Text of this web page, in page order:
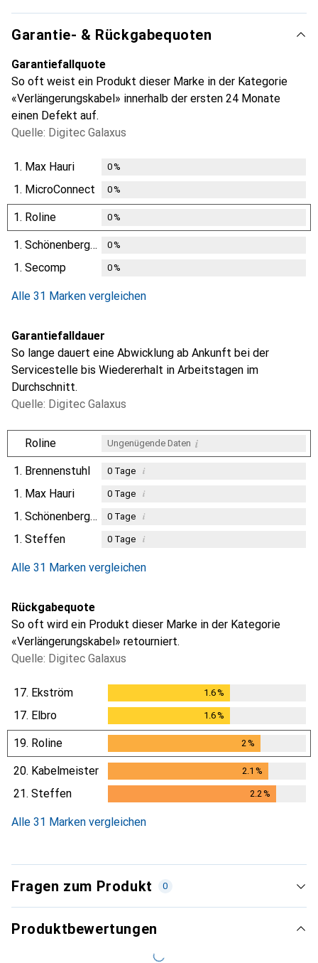
Garantie- & Rückgabequoten
Garantiefallquote
So oft weist ein Produkt dieser Marke in der Kategorie
«Verlängerungskabel» innerhalb der ersten 24 Monate
einen Defekt auf.
Quelle: Digitec Galaxus
1. Max Hauri 0%
1. MicroConnect 0%
1. Roline 0%
1. Schönenberger 0%
1. Secomp 0%
Alle 31 Marken vergleichen
Garantiefalldauer
So lange dauert eine Abwicklung ab Ankunft bei der
Servicestelle bis Wiedererhalt in Arbeitstagen im
Durchschnitt.
Quelle: Digitec Galaxus
Roline Ungenügende Daten i
1. Brennenstuhl 0Tage i
1. Max Hauri 0Tage i
1. Schönenberger 0Tage i
1. Steffen 0Tage i
Alle 31 Marken vergleichen
Rückgabequote
So oft wird ein Produkt dieser Marke in der Kategorie
«Verlängerungskabel» retourniert.
Quelle: Digitec Galaxus
17. Ekström 1.6%
17. Elbro 1.6%
19. Roline 2 %
20. Kabelmeister 2.1 %
21. Steffen 2.2 %
Alle 31 Marken vergleichen
Fragen zum Produkt 0
Produktbewertungen